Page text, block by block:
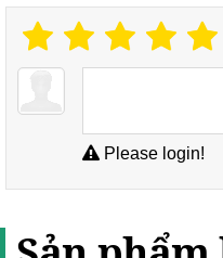
Please login!